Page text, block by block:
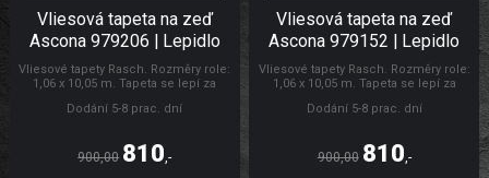
Vliesová tapeta na zeď
Ascona 979206 | Lepidlo
zdarma
Vliesové tapety Rasch. Rozměry role:
1,06 x 10,05 m. Tapeta se lepí za
zeď. Doporučujeme zakoupit lepidlo
Dodání 5-8 prac. dní
900,00 810,-
Vliesová tapeta na zeď
Ascona 979152 | Lepidlo
zdarma
Vliesové tapety Rasch. Rozměry role:
1,06 x 10,05 m. Tapeta se lepí za
zeď. Doporučujeme zakoupit lepidlo
Dodání 5-8 prac. dní
900,00 810,-